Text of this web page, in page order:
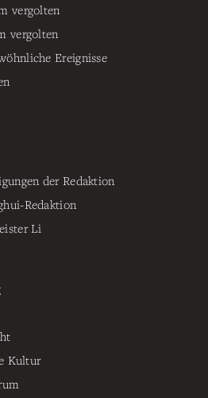
vergolten
vergolten
Ereignisse
der Redaktion
Redaktion
Li
Kultur